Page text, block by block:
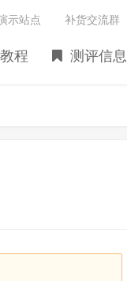
程 测评信息
示站点 补货交流群